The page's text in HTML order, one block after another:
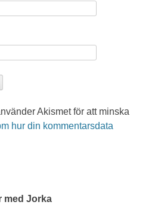
Akismet för att minska
hur din kommentarsdata
med Jorka